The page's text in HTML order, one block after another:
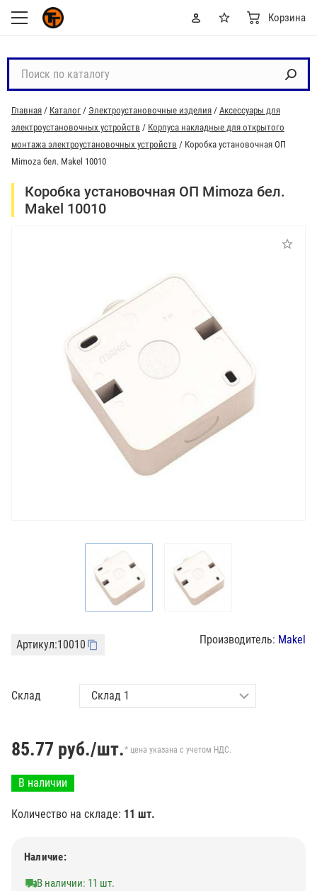
Корзина
с
к
п
о
к
т
Главная / Каталог / Электроустановочные изделия / Аксессуары для
электроустановочных устройств / Корпуса накладные для открытого
монтажа электроустановочных устройств / Коробка установочная ОП
Mimoza бел. Makel 10010
Коробка установочная ОП Mimoza бел.
Makel 10010
Артикул:10010 Производитель: Makel
Склад
85.77 руб./шт.* цена указана с учетом НДС.
В наличии
Количество на складе: 11 шт.
Наличие:
В наличии: 11 шт.